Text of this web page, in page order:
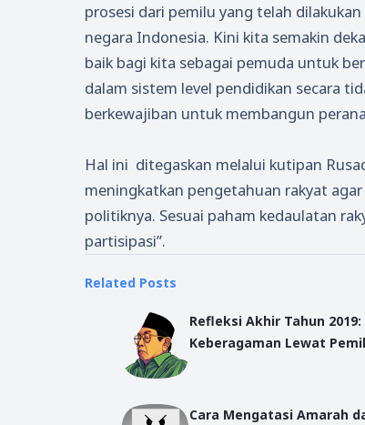
prosesi dari pemilu yang telah
negara Indonesia. Kini kita semakin
baik bagi kita sebagai pemuda untuk
dalam sistem level pendidikan secara
berkewajiban untuk membangun
Hal ini ditegaskan melalui kutipan
meningkatkan pengetahuan rakyat
politiknya. Sesuai paham kedaulatan
partisipasi”.
Related Posts
Refleksi Akhir Tahun
Keberagaman Lewat
Cara Mengatasi Amarah